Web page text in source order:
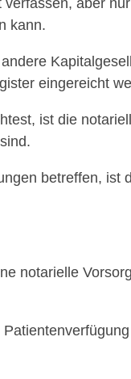
kann.
eingereicht
ist die
betreffen,
notarielle